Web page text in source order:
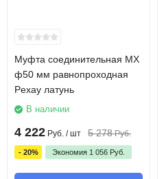
Муфта соединительная MХ
ф50 мм равнопроходная
Pexay латунь
В наличии
4 222 Руб. / шт 5 278 Руб.
- 20% Экономия 1 056 Руб.